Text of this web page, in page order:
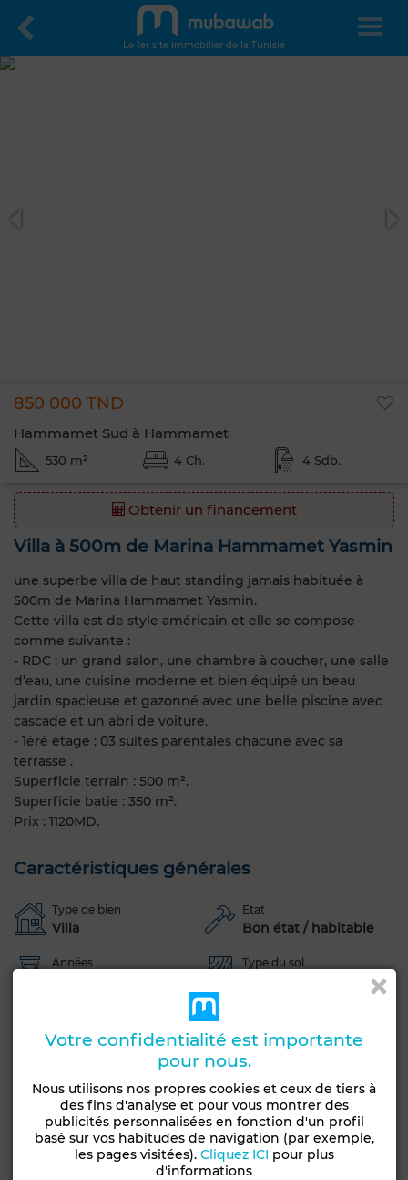
Le 1er site immobilier de la Tunisie
850 000 TND
Hammamet Sud à Hammamet
530 m² 4 Ch. 4 Sdb.
Obtenir un financement
Villa à 500m de Marina Hammamet Yasmin
une superbe villa de haut standing jamais habituée à
500m de Marina Hammamet Yasmin.
Cette villa est de style américain et elle se compose
comme suivante :
- RDC : un grand salon, une chambre à coucher, une salle
d’eau, une cuisine moderne et bien équipé un beau
jardin spacieuse et gazonné avec une belle piscine avec
cascade et un abri de voiture.
- 1éré étage : 03 suites parentales chacune avec sa
terrasse .
Superficie terrain : 500 m².
Superficie batie : 350 m².
Prix : 1120MD.
Caractéristiques générales
Type de bien
Villa
Etat
Bon état / habitable
Années Type du sol
Garage
Piscine Concierge Meublé Cuisine équipée
Voir plus de photos
Votre confidentialité est importante
pour nous.
Nous utilisons nos propres cookies et ceux de tiers à
des fins d'analyse et pour vous montrer des
publicités personnalisées en fonction d'un profil
basé sur vos habitudes de navigation (par exemple,
les pages visitées). Cliquez ICI pour plus
d'informations